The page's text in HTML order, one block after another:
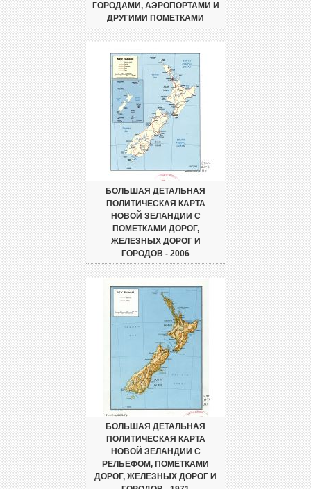
ГОРОДАМИ, АЭРОПОРТАМИ И
ДРУГИМИ ПОМЕТКАМИ
БОЛЬШАЯ ДЕТАЛЬНАЯ
ПОЛИТИЧЕСКАЯ КАРТА
НОВОЙ ЗЕЛАНДИИ С
ПОМЕТКАМИ ДОРОГ,
ЖЕЛЕЗНЫХ ДОРОГ И
ГОРОДОВ - 2006
БОЛЬШАЯ ДЕТАЛЬНАЯ
ПОЛИТИЧЕСКАЯ КАРТА
НОВОЙ ЗЕЛАНДИИ С
РЕЛЬЕФОМ, ПОМЕТКАМИ
ДОРОГ, ЖЕЛЕЗНЫХ ДОРОГ И